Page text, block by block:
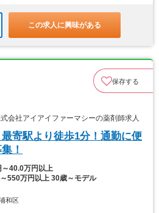
この求人に興味がある
保存する
社アイアイファーマシーの薬剤師求人
最寄駅より徒歩1分！通勤に便
！
～40.0万円以上
～550万円以上 30歳～モデル
和区